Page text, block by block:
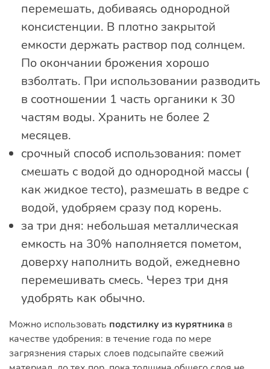
перемешать, добиваясь однородной
консистенции. В плотно закрытой
емкости держать раствор под солнцем.
По окончании брожения хорошо
взболтать. При использовании разводить
в соотношении 1 часть органики к 30
частям воды. Хранить не более 2
месяцев.
срочный способ использования: помет
смешать с водой до однородной массы (
как жидкое тесто), размешать в ведре с
водой, удобряем сразу под корень.
за три дня: небольшая металлическая
емкость на 30% наполняется пометом,
доверху наполнить водой, ежедневно
перемешивать смесь. Через три дня
удобрять как обычно.
Можно использовать подстилку из курятника в
качестве удобрения: в течение года по мере
загрязнения старых слоев подсыпайте свежий